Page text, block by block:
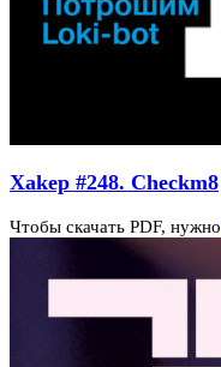
Xakep #248. Checkm8
Чтобы скачать PDF, нужно